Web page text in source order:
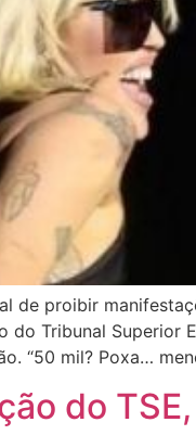
de proibir
do Tribunal
“50 mil? Poxa…
do